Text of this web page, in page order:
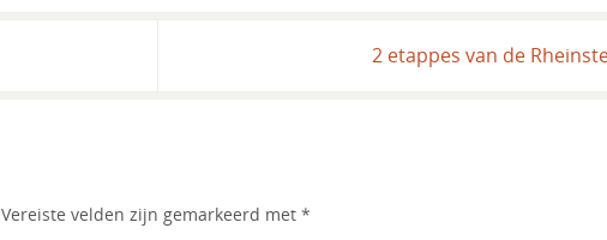
2 etappes van de
Vereiste velden zijn gemarkeerd met *